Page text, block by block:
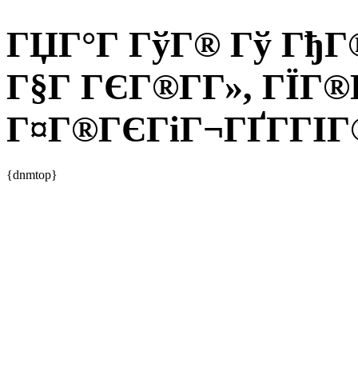
ГЏГ°Г ГўГ® Гў
Г§Г ГЄГ®Г­Г»,
{dnmtop}